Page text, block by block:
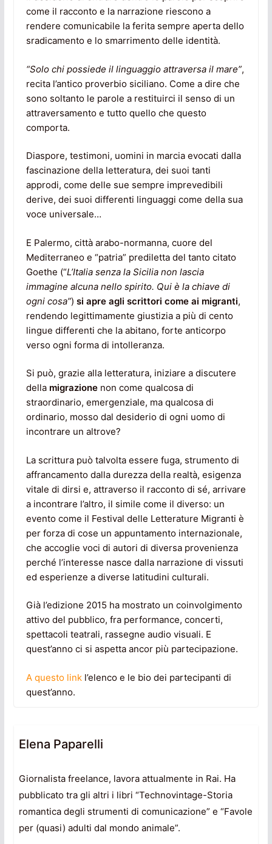
come il racconto e la narrazione riescono a
rendere comunicabile la ferita sempre aperta dello
sradicamento e lo smarrimento delle identità.
“Solo chi possiede il linguaggio attraversa il mare”,
recita l’antico proverbio siciliano. Come a dire che
sono soltanto le parole a restituirci il senso di un
attraversamento e tutto quello che questo
comporta.
Diaspore, testimoni, uomini in marcia evocati dalla
fascinazione della letteratura, dei suoi tanti
approdi, come delle sue sempre imprevedibili
derive, dei suoi differenti linguaggi come della sua
voce universale…
E Palermo, città arabo-normanna, cuore del
Mediterraneo e “patria” prediletta del tanto citato
Goethe (“L’Italia senza la Sicilia non lascia
immagine alcuna nello spirito. Qui è la chiave di
ogni cosa”) si apre agli scrittori come ai migranti,
rendendo legittimamente giustizia a più di cento
lingue differenti che la abitano, forte anticorpo
verso ogni forma di intolleranza.
Si può, grazie alla letteratura, iniziare a discutere
della migrazionenon come qualcosa di
straordinario, emergenziale, ma qualcosa di
ordinario, mosso dal desiderio di ogni uomo di
incontrare un altrove?
La scrittura può talvolta essere fuga, strumento di
affrancamento dalla durezza della realtà, esigenza
vitale di dirsi e, attraverso il racconto di sé, arrivare
a incontrare l’altro, il simile come il diverso: un
evento come il Festival delle Letterature Migranti è
per forza di cose un appuntamento internazionale,
che accoglie voci di autori di diversa provenienza
perché l’interesse nasce dalla narrazione di vissuti
ed esperienze a diverse latitudini culturali.
Già l’edizione 2015 ha mostrato un coinvolgimento
attivo del pubblico, fra performance, concerti,
spettacoli teatrali, rassegne audio visuali. E
quest’anno ci si aspetta ancor più partecipazione.
A questo linkl’elenco e le bio dei partecipanti di
quest’anno.
Elena Paparelli
Giornalista freelance, lavora attualmente in Rai. Ha
pubblicato tra gli altri i libri “Technovintage-Storia
romantica degli strumenti di comunicazione” e “Favole
per (quasi) adulti dal mondo animale”.